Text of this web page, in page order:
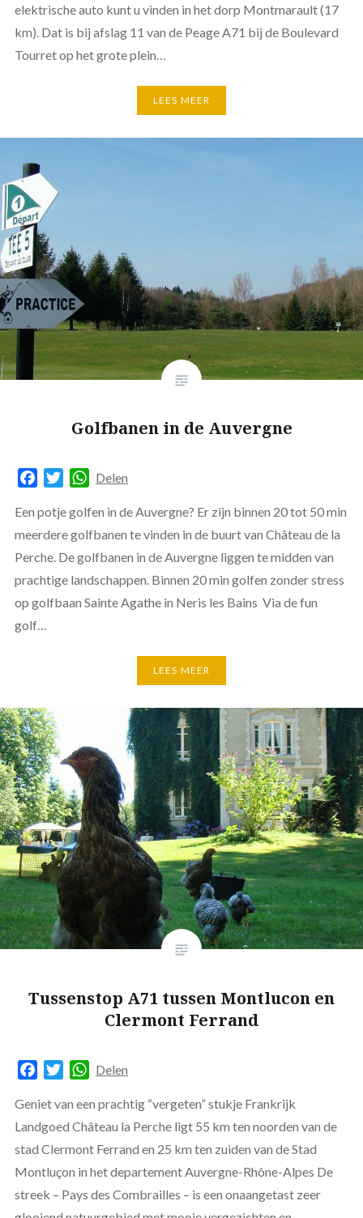
elektrische auto kunt u vinden in het dorp Montmarault (17
km). Dat is bij afslag 11 van de Peage A71 bij de Boulevard
Tourret op het grote plein…
LEES MEER
Golfbanen in de Auvergne
FacebookTwitterWhatsApp
Delen
Een potje golfen in de Auvergne? Er zijn binnen 20 tot 50 min
meerdere golfbanen te vinden in de buurt van Château de la
Perche. De golfbanen in de Auvergne liggen te midden van
prachtige landschappen. Binnen 20 min golfen zonder stress
op golfbaan Sainte Agathe in Neris les Bains Via de fun
golf…
LEES MEER
Tussenstop A71 tussen Montlucon en
Clermont Ferrand
FacebookTwitterWhatsApp
Delen
Geniet van een prachtig “vergeten” stukje Frankrijk
Landgoed Château la Perche ligt 55 km ten noorden van de
stad Clermont Ferrand en 25 km ten zuiden van de Stad
Montluçon in het departement Auvergne-Rhône-Alpes De
streek – Pays des Combrailles – is een onaangetast zeer